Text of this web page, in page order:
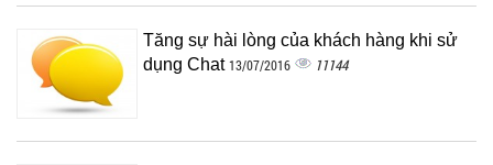
Tăng sự hài lòng của khách hàng khi sử
dụng Chat13/07/2016 11144